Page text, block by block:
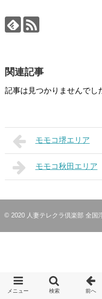
関連記事
記事は見つかりませんでし
モモコ堺エリア
モモコ秋田エリア
© 2020 人妻テレクラ倶楽部 全国